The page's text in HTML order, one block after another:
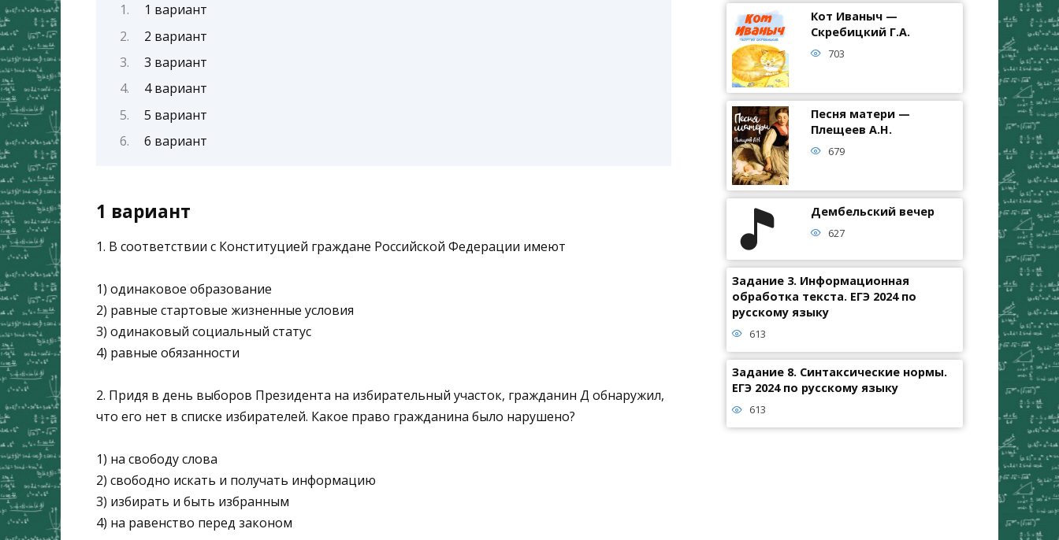
1 вариант
2 вариант
3 вариант
4 вариант
5 вариант
6 вариант
1 вариант
1. В соответствии с Конституцией граждане Российской Федерации имеют
1) одинаковое образование
2) равные стартовые жизненные условия
3) одинаковый социальный статус
4) равные обязанности
2. Придя в день выборов Президента на избирательный участок, гражданин Д обнаружил,
что его нет в списке избирателей. Какое право гражданина было нарушено?
1) на свободу слова
2) свободно искать и получать информацию
3) избирать и быть избранным
4) на равенство перед законом
Кот Иваныч —
Скребицкий Г.А.
703
Песня матери —
Плещеев А.Н.
679
Дембельский вечер
627
Задание 3. Информационная
обработка текста. ЕГЭ 2024 по
русскому языку
613
Задание 8. Синтаксические нормы.
ЕГЭ 2024 по русскому языку
613